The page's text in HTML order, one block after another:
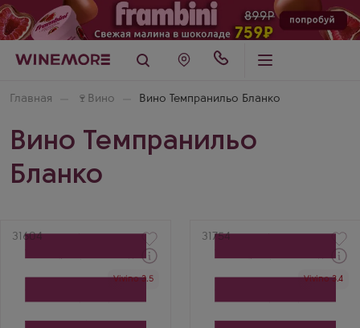
Главная 🍷 Вино Вино Темпранильо Бланко
Вино Темпранильо
Бланко
Артикул
31604
Vivino 3.5
Розовое Сухое Вино
Росадо Риоха
Артикул
31754
Vivino 3.4
Красное Сухое Вино
Производитель